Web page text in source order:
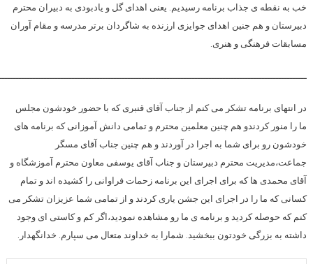
خب به نقطه ی جذاب برنامه رسیدیم. یعنی اهدای گل و یادبودی به دبیران محترم
دبیرستان و هم جنین اهدای جوایزی ارزنده به شاگردان برتر مدرسه و مقام آوران
مسابقات فرهنگی و هنری.
در انتهای برنامه تشکر می کنم از جناب آقای قنبری که با حضور خودشون مجلس
ما را منور کردندو هم چنین معلمین محترم و تمامی دانش آموزانی که برنامه های
خودشون رو برای شما به اجرا در آوردند و هم چنین جناب آقای مسگر
جماعت،مدیریت محترم دبیرستان و جناب آقای یوسفی معاون محترم آموزشگاه و
آقای محمدی ها که برای اجرای این برنامه زحمات فراوانی را کشیده اند و تمام
کسانی که ما را در اجرای این جشن یاری کردند و از تمامی شما عزیزان تشکر می
کنم که حوصله کردید و برنامه ی ما رو مشاهده نمودید،اگر کم و کاستی ای وجود
داشته به بزرگی خودتون ببخشید. شمارا به خداوند متعال می سپارم. خدانگهدار.